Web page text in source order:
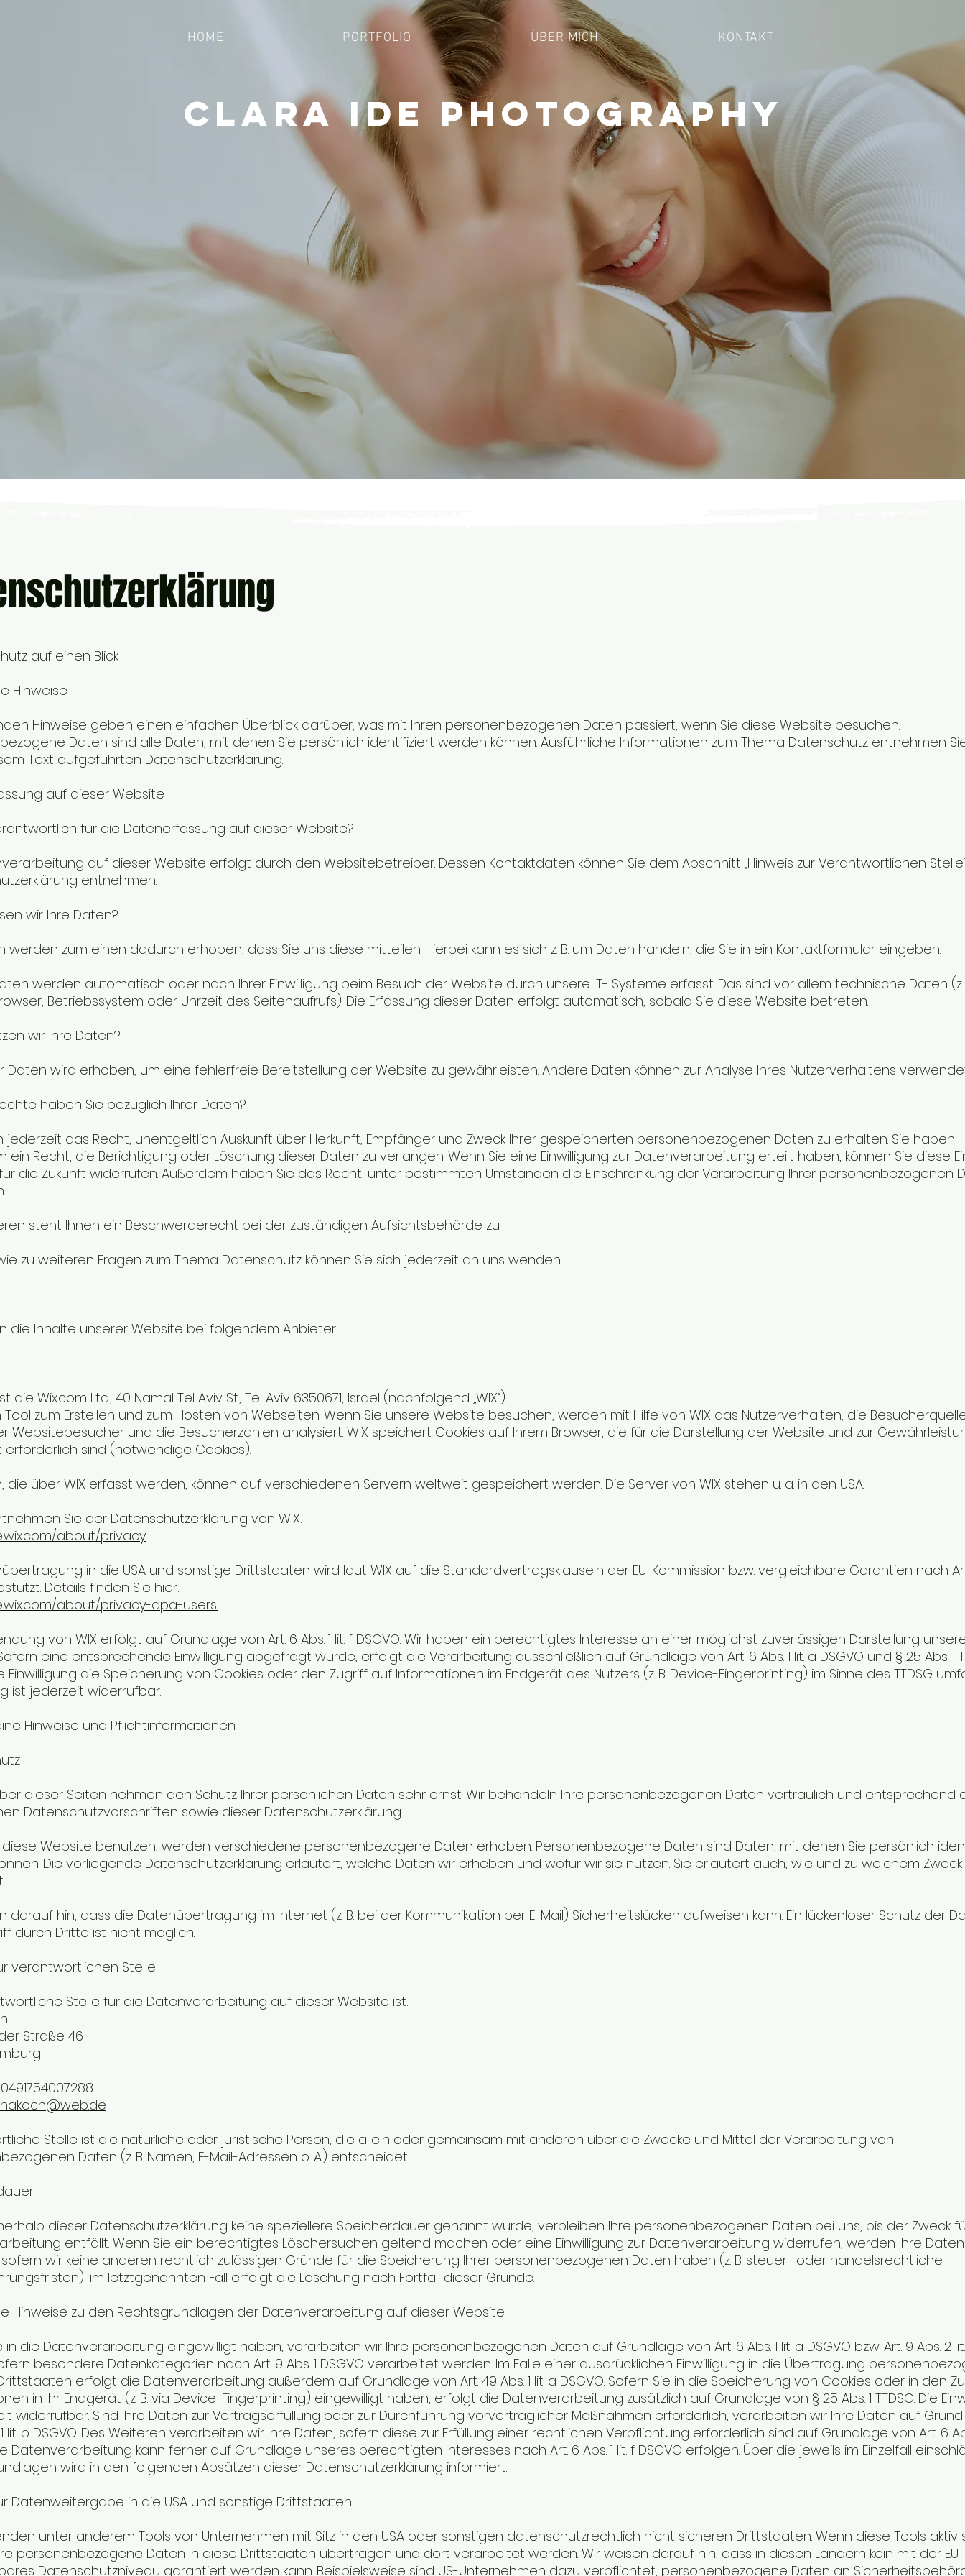
HOME PORTFOLIO ÜBER MICH KONTAKT
Clara Ide Photography
auf einen Blick
Hinweise
Hinweise geben einen einfachen Überblick darüber, was mit Ihren personenbezogenen Daten passiert, wenn Sie diese Website besuchen.
Daten sind alle Daten, mit denen Sie persönlich identifiziert werden können. Ausführliche Informationen zum Thema Datenschutz entnehmen
Text aufgeführten Datenschutzerklärung.
auf dieser Website
für die Datenerfassung auf dieser Website?
auf dieser Website erfolgt durch den Websitebetreiber. Dessen Kontaktdaten können Sie dem Abschnitt „Hinweis zur Verantwortlichen
entnehmen.
wir Ihre Daten?
werden zum einen dadurch erhoben, dass Sie uns diese mitteilen. Hierbei kann es sich z. B. um Daten handeln, die Sie in ein Kontaktformular eingeben.
werden automatisch oder nach Ihrer Einwilligung beim Besuch der Website durch unsere IT- Systeme erfasst. Das sind vor allem technische Daten (z.
Betriebssystem oder Uhrzeit des Seitenaufrufs). Die Erfassung dieser Daten erfolgt automatisch, sobald Sie diese Website betreten.
wir Ihre Daten?
Daten wird erhoben, um eine fehlerfreie Bereitstellung der Website zu gewährleisten. Andere Daten können zur Analyse Ihres Nutzerverhaltens
haben Sie bezüglich Ihrer Daten?
jederzeit das Recht, unentgeltlich Auskunft über Herkunft, Empfänger und Zweck Ihrer gespeicherten personenbezogenen Daten zu erhalten. Sie haben
ein Recht, die Berichtigung oder Löschung dieser Daten zu verlangen. Wenn Sie eine Einwilligung zur Datenverarbeitung erteilt haben, können Sie diese
die Zukunft widerrufen. Außerdem haben Sie das Recht, unter bestimmten Umständen die Einschränkung der Verarbeitung Ihrer personenbezogenen
steht Ihnen ein Beschwerderecht bei der zuständigen Aufsichtsbehörde zu.
zu weiteren Fragen zum Thema Datenschutz können Sie sich jederzeit an uns wenden.
die Inhalte unserer Website bei folgendem Anbieter:
die Wix.com Ltd., 40 Namal Tel Aviv St., Tel Aviv 6350671, Israel (nachfolgend „WIX“).
Tool zum Erstellen und zum Hosten von Webseiten. Wenn Sie unsere Website besuchen, werden mit Hilfe von WIX das Nutzerverhalten, die
Websitebesucher und die Besucherzahlen analysiert. WIX speichert Cookies auf Ihrem Browser, die für die Darstellung der Website und zur
erforderlich sind (notwendige Cookies).
die über WIX erfasst werden, können auf verschiedenen Servern weltweit gespeichert werden. Die Server von WIX stehen u. a. in den USA.
Sie der Datenschutzerklärung von WIX:
about/privacy.
in die USA und sonstige Drittstaaten wird laut WIX auf die Standardvertragsklauseln der EU-Kommission bzw. vergleichbare Garantien nach
Details finden Sie hier:
about/privacy-dpa-users.
von WIX erfolgt auf Grundlage von Art. 6 Abs. 1 lit. f DSGVO. Wir haben ein berechtigtes Interesse an einer möglichst zuverlässigen Darstellung
eine entsprechende Einwilligung abgefragt wurde, erfolgt die Verarbeitung ausschließlich auf Grundlage von Art. 6 Abs. 1 lit. a DSGVO und § 25 Abs. 1
Einwilligung die Speicherung von Cookies oder den Zugriff auf Informationen im Endgerät des Nutzers (z. B. Device-Fingerprinting) im Sinne des TTDSG
ist jederzeit widerrufbar.
Hinweise und Pflichtinformationen
dieser Seiten nehmen den Schutz Ihrer persönlichen Daten sehr ernst. Wir behandeln Ihre personenbezogenen Daten vertraulich und entsprechend
Datenschutzvorschriften sowie dieser Datenschutzerklärung.
diese Website benutzen, werden verschiedene personenbezogene Daten erhoben. Personenbezogene Daten sind Daten, mit denen Sie persönlich
Die vorliegende Datenschutzerklärung erläutert, welche Daten wir erheben und wofür wir sie nutzen. Sie erläutert auch, wie und zu welchem
darauf hin, dass die Datenübertragung im Internet (z. B. bei der Kommunikation per E-Mail) Sicherheitslücken aufweisen kann. Ein lückenloser Schutz der
durch Dritte ist nicht möglich.
verantwortlichen Stelle
Stelle für die Datenverarbeitung auf dieser Website ist:
Straße 46
Stelle ist die natürliche oder juristische Person, die allein oder gemeinsam mit anderen über die Zwecke und Mittel der Verarbeitung von
Daten (z. B. Namen, E-Mail-Adressen o. Ä.) entscheidet.
dieser Datenschutzerklärung keine speziellere Speicherdauer genannt wurde, verbleiben Ihre personenbezogenen Daten bei uns, bis der Zweck
entfällt. Wenn Sie ein berechtigtes Löschersuchen geltend machen oder eine Einwilligung zur Datenverarbeitung widerrufen, werden Ihre Daten
wir keine anderen rechtlich zulässigen Gründe für die Speicherung Ihrer personenbezogenen Daten haben (z. B. steuer- oder handelsrechtliche
im letztgenannten Fall erfolgt die Löschung nach Fortfall dieser Gründe.
Hinweise zu den Rechtsgrundlagen der Datenverarbeitung auf dieser Website
in die Datenverarbeitung eingewilligt haben, verarbeiten wir Ihre personenbezogenen Daten auf Grundlage von Art. 6 Abs. 1 lit. a DSGVO bzw. Art. 9 Abs. 2
besondere Datenkategorien nach Art. 9 Abs. 1 DSGVO verarbeitet werden. Im Falle einer ausdrücklichen Einwilligung in die Übertragung
erfolgt die Datenverarbeitung außerdem auf Grundlage von Art. 49 Abs. 1 lit. a DSGVO. Sofern Sie in die Speicherung von Cookies oder in den
in Ihr Endgerät (z. B. via Device-Fingerprinting) eingewilligt haben, erfolgt die Datenverarbeitung zusätzlich auf Grundlage von § 25 Abs. 1 TTDSG. Die
widerrufbar. Sind Ihre Daten zur Vertragserfüllung oder zur Durchführung vorvertraglicher Maßnahmen erforderlich, verarbeiten wir Ihre Daten auf
1 lit. b DSGVO. Des Weiteren verarbeiten wir Ihre Daten, sofern diese zur Erfüllung einer rechtlichen Verpflichtung erforderlich sind auf Grundlage von Art. 6
Datenverarbeitung kann ferner auf Grundlage unseres berechtigten Interesses nach Art. 6 Abs. 1 lit. f DSGVO erfolgen. Über die jeweils im Einzelfall
wird in den folgenden Absätzen dieser Datenschutzerklärung informiert.
Datenweitergabe in die USA und sonstige Drittstaaten
unter anderem Tools von Unternehmen mit Sitz in den USA oder sonstigen datenschutzrechtlich nicht sicheren Drittstaaten. Wenn diese Tools aktiv
personenbezogene Daten in diese Drittstaaten übertragen und dort verarbeitet werden. Wir weisen darauf hin, dass in diesen Ländern kein mit der EU
Datenschutzniveau garantiert werden kann. Beispielsweise sind US-Unternehmen dazu verpflichtet, personenbezogene Daten an